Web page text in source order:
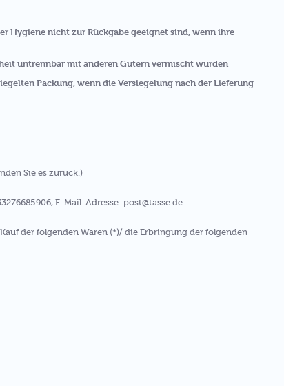
Hygiene nicht zur Rückgabe geeignet sind, wenn ihre
untrennbar mit anderen Gütern vermischt wurden
Packung, wenn die Versiegelung nach der Lieferung
Sie es zurück.)
E-Mail-Adresse: post@tasse.de :
der folgenden Waren (*)/ die Erbringung der folgenden